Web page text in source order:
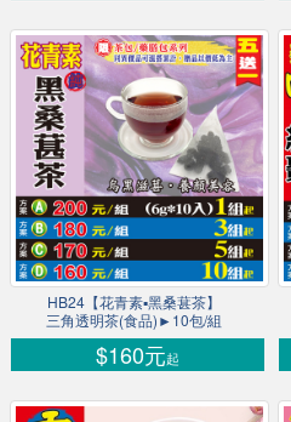
HB24【花青素▪黑桑葚茶】
三角透明茶(食品)►10包/組
$160元起